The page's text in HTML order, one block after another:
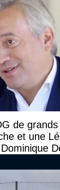
de
et une